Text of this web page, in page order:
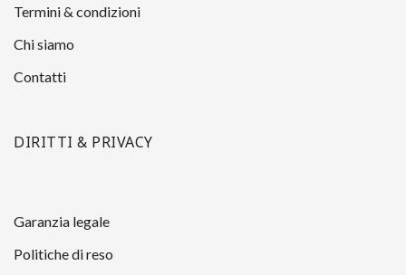
Termini & condizioni
Chi siamo
Contatti
DIRITTI & PRIVACY
Garanzia legale
Politiche di reso